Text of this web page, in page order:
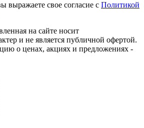
выражаете свое согласие с Политикой
на сайте носит
и не является публичной офертой.
о ценах, акциях и предложениях -